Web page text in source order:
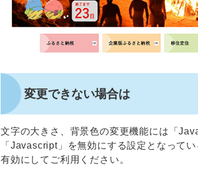
変更できない場合は
文字の大きさ、背景色の変更機能には「
「Javascript」を無効にする設定となって
有効にしてご利用ください。